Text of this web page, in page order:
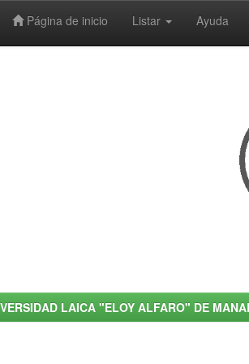
Página de inicio Listar Ayuda
LAICA "ELOY ALFARO" DE